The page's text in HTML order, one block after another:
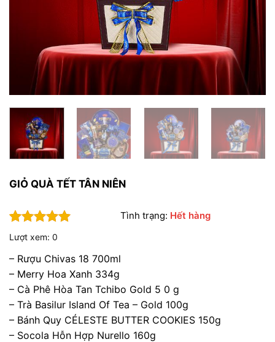
GIỎ QUÀ TẾT TÂN NIÊN
5trên 5
dựa trên
1
đánh giá
Tình trạng: Hết hàng
Lượt xem: 0
– Rượu Chivas 18 700ml
– Merry Hoa Xanh 334g
– Cà Phê Hòa Tan Tchibo Gold 5 0 g
– Trà Basilur Island Of Tea – Gold 100g
– Bánh Quy CÉLESTE BUTTER COOKIES 150g
– Socola Hỗn Hợp Nurello 160g